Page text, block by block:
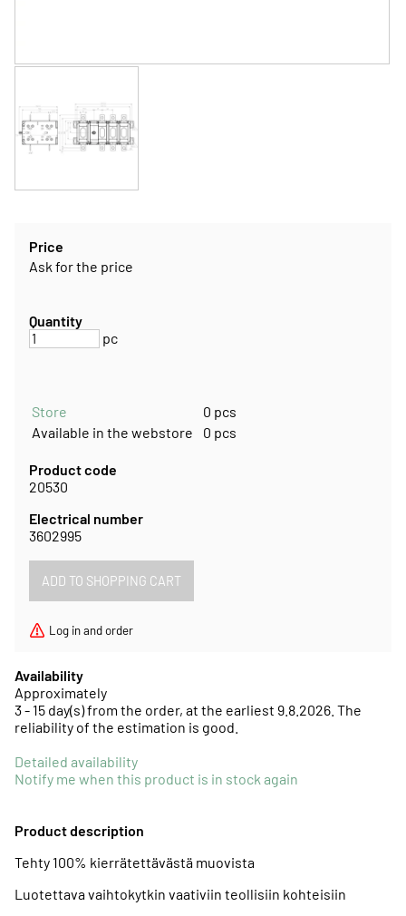
Price
Ask for the price
Quantity
pc
Store
0 pcs
Available in the webstore
0 pcs
Product code
20530
Electrical number
3602995
Log in and order
Availability
Approximately
3 - 15 day(s) from the order, at the earliest 9.8.2026. The
reliability of the estimation is good.
Detailed availability
Notify me when this product is in stock again
Product description
Tehty 100% kierrätettävästä muovista
Luotettava vaihtokytkin vaativiin teollisiin kohteisiin